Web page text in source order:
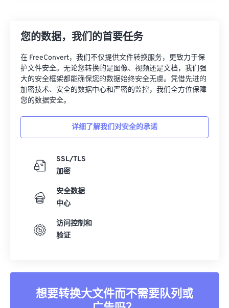
您的数据，我们的首要任务
在 FreeConvert，我们不仅提供文件转换服务，更致力于保
护文件安全。无论您转换的是图像、视频还是文档，我们强
大的安全框架都能确保您的数据始终安全无虞。凭借先进的
加密技术、安全的数据中心和严密的监控，我们全方位保障
您的数据安全。
详细了解我们对安全的承诺
SSL/TLS
加密
安全数据
中心
访问控制和
验证
想要转换大文件而不需要队列或